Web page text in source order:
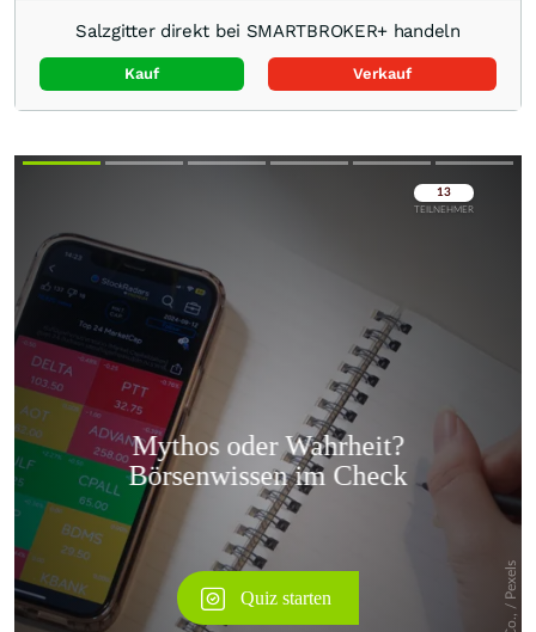
Salzgitter direkt bei SMARTBROKER+ handeln
Kauf Verkauf
Überspringen